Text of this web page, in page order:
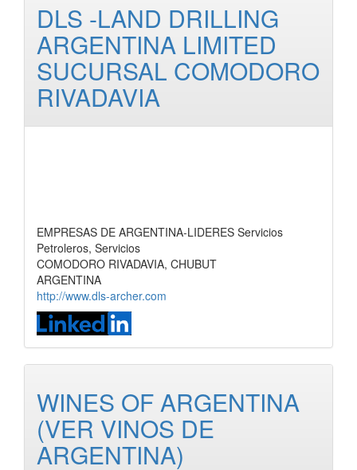
DLS -LAND DRILLING
ARGENTINA LIMITED
SUCURSAL COMODORO
RIVADAVIA
EMPRESAS DE ARGENTINA-LIDERES Servicios
Petroleros, Servicios
COMODORO RIVADAVIA, CHUBUT
ARGENTINA
http://www.dls-archer.com
WINES OF ARGENTINA
(VER VINOS DE
ARGENTINA)